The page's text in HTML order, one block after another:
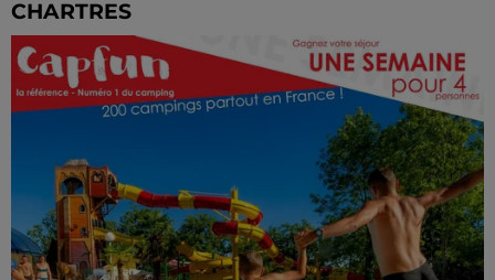
CHARTRES